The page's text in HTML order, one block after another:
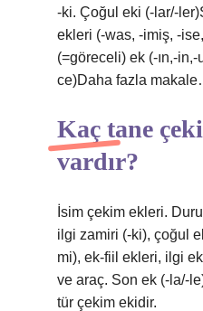
-ki. Çoğul eki (-lar/-
ekleri (-was, -imiş, -ise,
(=göreceli) ek (-ın,-
ce)Daha fazla
Kaç tane
vardır?
İsim çekim ekleri.
ilgi zamiri (-ki), çoğul
mi), ek-fiil ekleri, ilgi
ve araç. Son ek (-la/-
tür çekim ekidir.